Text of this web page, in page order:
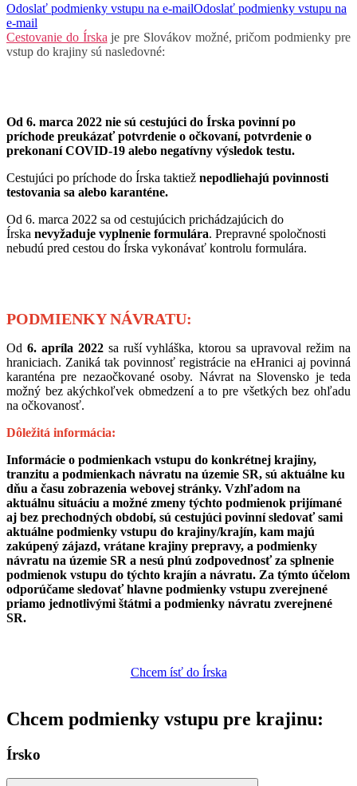
Odoslať podmienky vstupu na e-mailOdoslať podmienky vstupu na
e-mail
Cestovanie do Írska je pre Slovákov možné, pričom podmienky pre
vstup do krajiny sú nasledovné:
Od 6. marca 2022 nie sú cestujúci do Írska povinní po
príchode preukázať potvrdenie o očkovaní, potvrdenie o
prekonaní COVID-19 alebo negatívny výsledok testu.
Cestujúci po príchode do Írska taktiež nepodliehajú povinnosti
testovania sa alebo karanténe.
Od 6. marca 2022 sa od cestujúcich prichádzajúcich do
Írska nevyžaduje vyplnenie formulára. Prepravné spoločnosti
nebudú pred cestou do Írska vykonávať kontrolu formulára.
PODMIENKY NÁVRATU:
Od 6. apríla 2022sa ruší vyhláška, ktorou sa upravoval režim na
hraniciach. Zaniká tak povinnosť registrácie na eHranici aj povinná
karanténa pre nezaočkované osoby. Návrat na Slovensko je teda
možný bez akýchkoľvek obmedzení a to pre všetkých bez ohľadu
na očkovanosť.
Dôležitá informácia:
Informácie o podmienkach vstupu do konkrétnej krajiny,
tranzitu a podmienkach návratu na územie SR, sú aktuálne ku
dňu a času zobrazenia webovej stránky. Vzhľadom na
aktuálnu situáciu a možné zmeny týchto podmienok prijímané
aj bez prechodných období, sú cestujúci povinní sledovať sami
aktuálne podmienky vstupu do krajiny/krajín, kam majú
zakúpený zájazd, vrátane krajiny prepravy, a podmienky
návratu na územie SR a nesú plnú zodpovednosť za splnenie
podmienok vstupu do týchto krajín a návratu. Za týmto účelom
odporúčame sledovať hlavne podmienky vstupu zverejnené
priamo jednotlivými štátmi a podmienky návratu zverejnené
SR.
Chcem ísť do Írska
Chcem podmienky vstupu pre krajinu:
Írsko